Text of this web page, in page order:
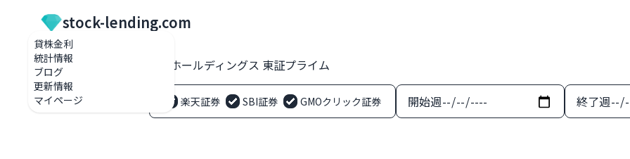
貸株金利
統計情報
ブログ
更新情報
マイページ
stock-lending.com
貸株金利一覧 2531 宝ホールディングス 東証プライム
楽天証券 SBI証券 GMOクリック証券 開始週 終了週